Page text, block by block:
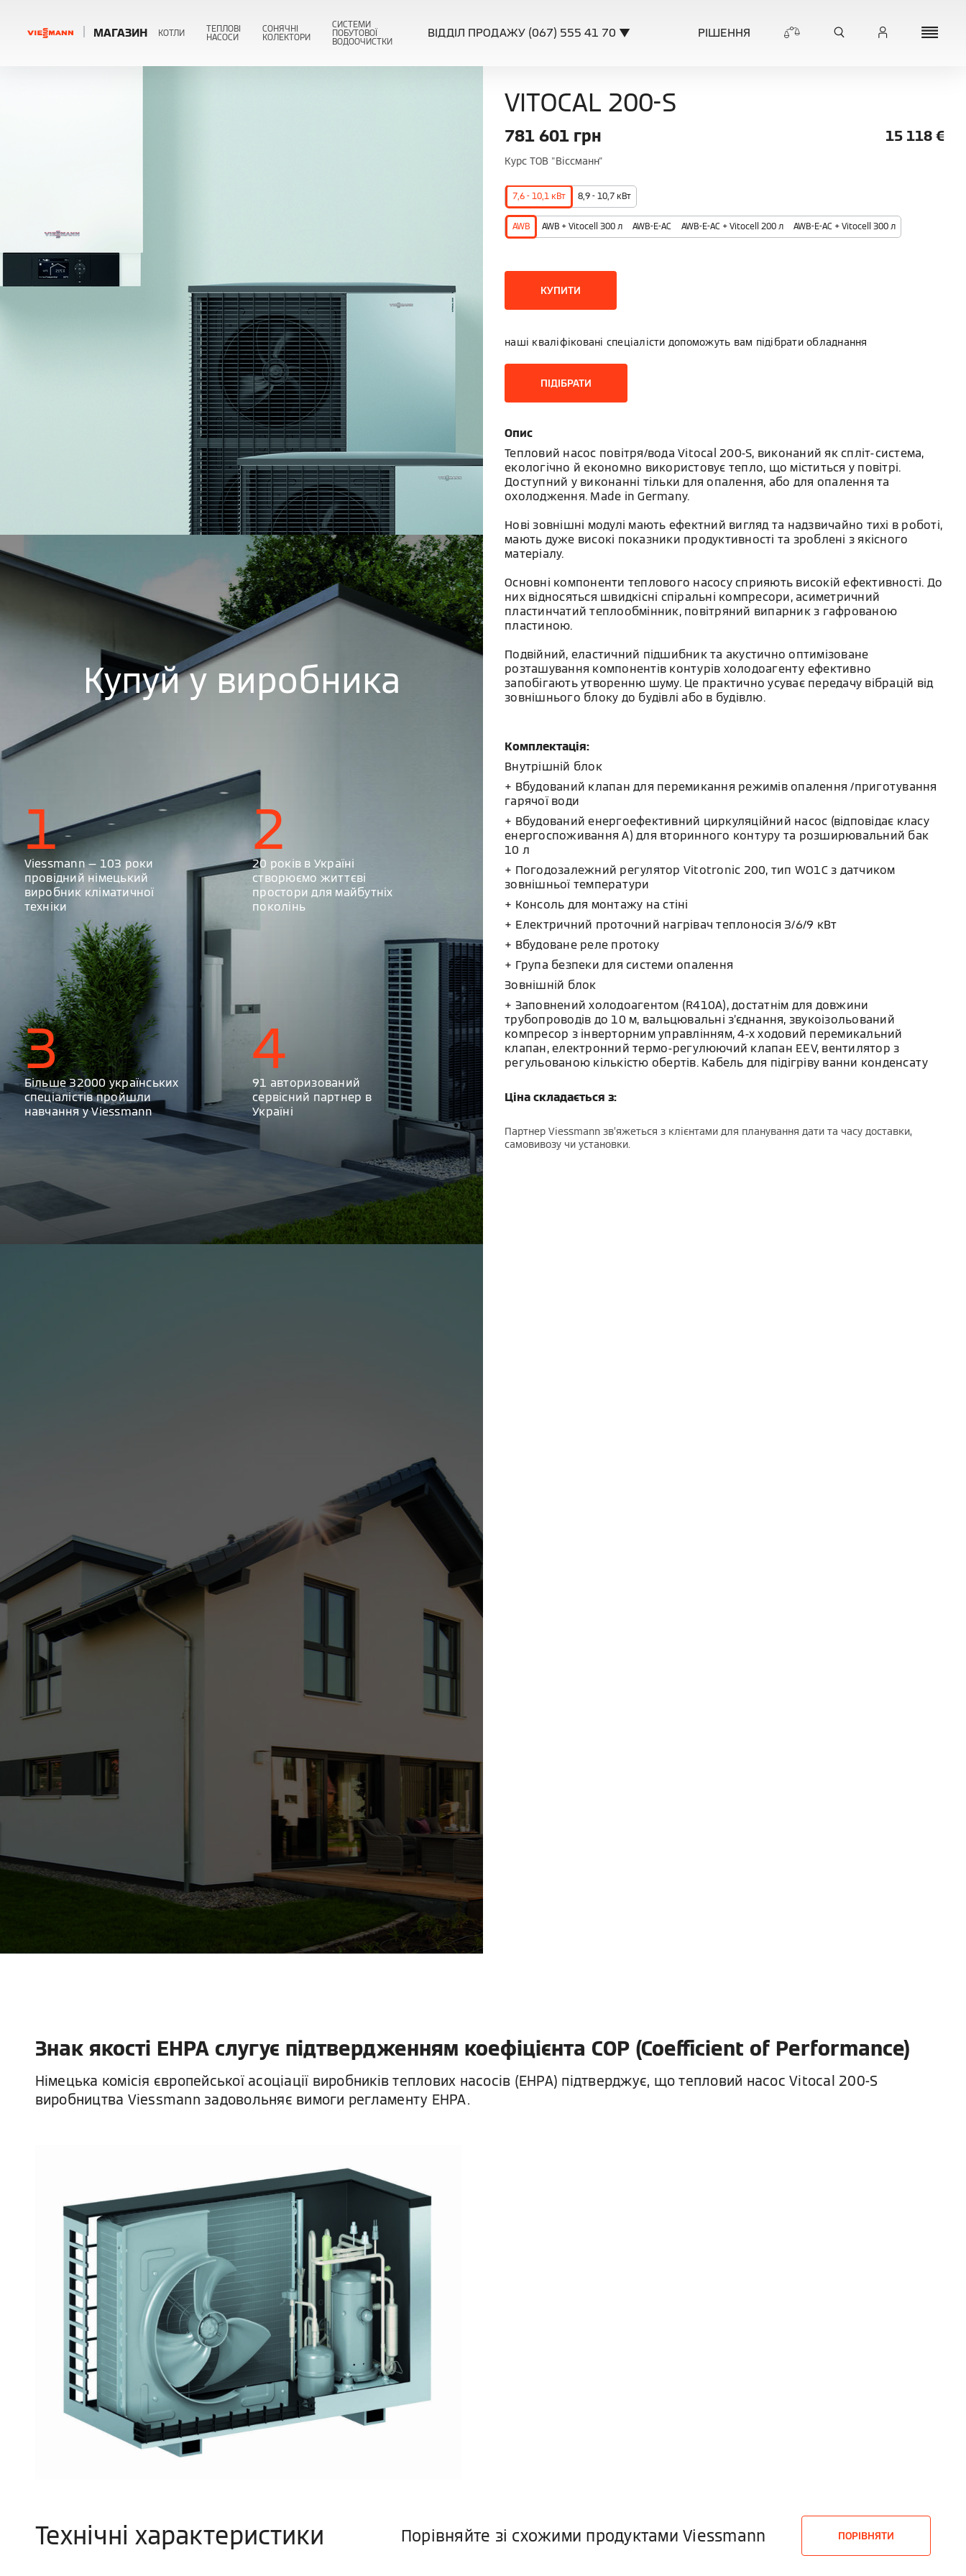
МАГАЗИН КОТЛИ ТЕПЛОВІ
НАСОСИ
СОНЯЧНІ
КОЛЕКТОРИ
СИСТЕМИ
ПОБУТОВОЇ
ВОДООЧИСТКИ
ВІДДІЛ ПРОДАЖУ (067) 555 41 70 ▼ РІШЕННЯ
Купуй у виробника
1
Viessmann — 103 роки
провідний німецький
виробник кліматичної
техніки
2
20 років в Україні
створюємо життєві
простори для майбутніх
поколінь
3
Більше 32000 українських
спеціалістів пройшли
навчання у Viessmann
4
91 авторизований
сервісний партнер в
Україні
VITOCAL 200-S
781 601 грн 15 118 €
Курс ТОВ "Віссманн"
7,6 - 10,1 кВт 8,9 - 10,7 кВт
AWB AWB + Vitocell 300 л AWB-E-AC AWB-E-AC + Vitocell 200 л AWB-E-AC + Vitocell 300 л
КУПИТИ
наші кваліфіковані спеціалісти допоможуть вам підібрати обладнання
ПІДІБРАТИ
Опис
Тепловий насос повітря/вода Vitocal 200-S, виконаний як спліт-система,
екологічно й економно використовує тепло, що міститься у повітрі.
Доступний у виконанні тільки для опалення, або для опалення та
охолодження. Made in Germany.
Нові зовнішні модулі мають ефектний вигляд та надзвичайно тихі в роботі,
мають дуже високі показники продуктивності та зроблені з якісного
матеріалу.
Основні компоненти теплового насосу сприяють високій ефективності. До
них відносяться швидкісні спіральні компресори, асиметричний
пластинчатий теплообмінник, повітряний випарник з гафрованою
пластиною.
Подвійний, еластичний підшибник та акустично оптимізоване
розташування компонентів контурів холодоагенту ефективно
запобігають утворенню шуму. Це практично усуває передачу вібрацій від
зовнішнього блоку до будівлі або в будівлю.
Комплектація:
Внутрішній блок
+ Вбудований клапан для перемикання режимів опалення /приготування
гарячої води
+ Вбудований енергоефективний циркуляційний насос (відповідає класу
енергоспоживання A) для вторинного контуру та розширювальний бак
10 л
+ Погодозалежний регулятор Vitotronic 200, тип WO1C з датчиком
зовнішньої температури
+ Консоль для монтажу на стіні
+ Електричний проточний нагрівач теплоносія 3/6/9 кВт
+ Вбудоване реле протоку
+ Група безпеки для системи опалення
Зовнішній блок
+ Заповнений холодоагентом (R410A), достатнім для довжини
трубопроводів до 10 м, вальцювальні з’єднання, звукоізольований
компресор з інверторним управлінням, 4-х ходовий перемикальний
клапан, електронний термо-регулюючий клапан EEV, вентилятор з
регульованою кількістю обертів. Кабель для підігріву ванни конденсату
Ціна складається з:
Партнер Viessmann зв’яжеться з клієнтами для планування дати та часу доставки,
самовивозу чи установки.
Знак якості EHPA слугує підтвердженням коефіцієнта COP (Coefficient of Performance)
Німецька комісія європейської асоціації виробників теплових насосів (EHPA) підтверджує, що тепловий насос Vitocal 200-S
виробництва Viessmann задовольняє вимоги регламенту EHPA.
Технічні характеристики Порівняйте зі схожими продуктами Viessmann ПОРІВНЯТИ